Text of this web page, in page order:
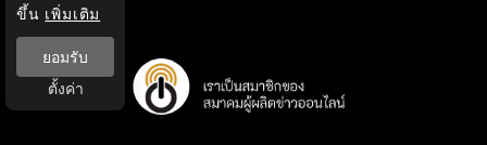
ขึ้น เพิ่มเติม
ยอมรับ
ตั้งค่า